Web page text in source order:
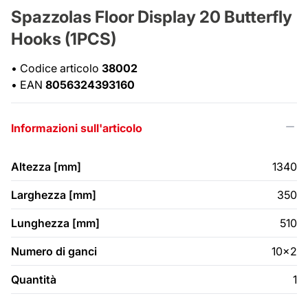
Spazzolas Floor Display 20 Butterfly
Hooks (1PCS)
• Codice articolo 38002
• EAN 8056324393160
Informazioni sull'articolo
Altezza [mm] 1340
Larghezza [mm] 350
Lunghezza [mm] 510
Numero di ganci 10x2
Quantità 1